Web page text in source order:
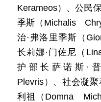
Kerameos）、公民
季斯（Michalis
治·弗洛里季斯（
长莉娜·门佐尼（
护部长萨诺斯·
Plevris）、社会凝
利祖（Domna